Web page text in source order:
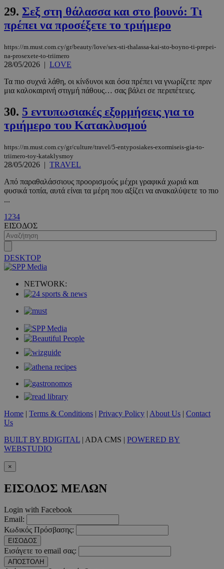
29. Σεξ στη θάλασσα και στο βουνό: Τι
πρέπει να προσέξετε το τριήμερο
https://m.must.com.cy/gr/beauty/love/sex-sti-thalassa-kai-sto-boyno-ti-prepei-
na-prosexete-to-triimero
28/05/2026 | LOVE
Τα πιο συχνά λάθη, οι κίνδυνοι και όσα πρέπει να γνωρίζετε πριν
μια καλοκαιρινή στιγμή πάθους… σας βάλει σε περιπέτειες.
30. 5 εντυπωσιακές εξορμήσεις για το
τριήμερο του Κατακλυσμού
https://m.must.com.cy/gr/culture/travel/5-entyposiakes-exormiseis-gia-to-
triimero-toy-kataklysmoy
28/05/2026 | TRAVEL
Από παραθαλάσσιους προορισμούς μέχρι γραφικά χωριά και
φυσικά τοπία, αυτά είναι τα μέρη που αξίζει να ανακαλύψετε το πιο
...
1 234
ΕΙΣΟΔΟΣ
DESKTOP
NETWORK:
Home | Terms & Conditions | Privacy Policy | About Us | Contact
Us
BUILT BY BDIGITAL | ADA CMS | POWERED BY
WEBSTUDIO
×
ΕΙΣΟΔΟΣ ΜΕΛΩΝ
Login with Facebook
Email:
Κωδικός Πρόσβασης:
ΕΙΣΟΔΟΣ
Εισάγετε το email σας:
ΑΠΟΣΤΟΛΗ
takeOverCookie www.must.com.cy 1 μέρα
AdSphere-GDPR
sphere.eu